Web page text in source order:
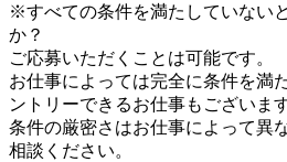
※すべての条件を満たしていない
か？
ご応募いただくことは可能です。
お仕事によっては完全に条件を満
ントリーできるお仕事もございます
条件の厳密さはお仕事によって異
相談ください。